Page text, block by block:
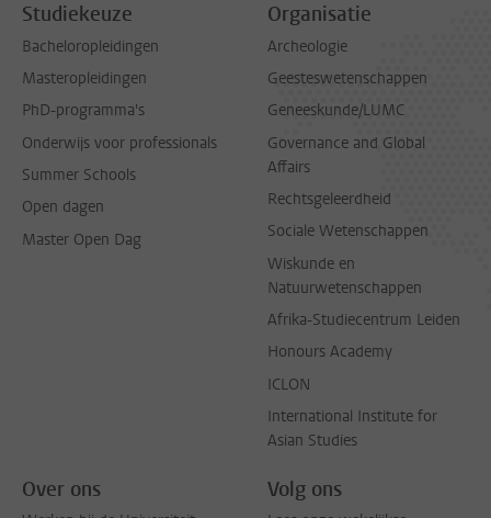
Studiekeuze
Bacheloropleidingen
Masteropleidingen
PhD-programma's
Onderwijs voor professionals
Summer Schools
Open dagen
Master Open Dag
Organisatie
Archeologie
Geesteswetenschappen
Geneeskunde/LUMC
Governance and Global
Affairs
Rechtsgeleerdheid
Sociale Wetenschappen
Wiskunde en
Natuurwetenschappen
Afrika-Studiecentrum Leiden
Honours Academy
ICLON
International Institute for
Asian Studies
Over ons Volg ons